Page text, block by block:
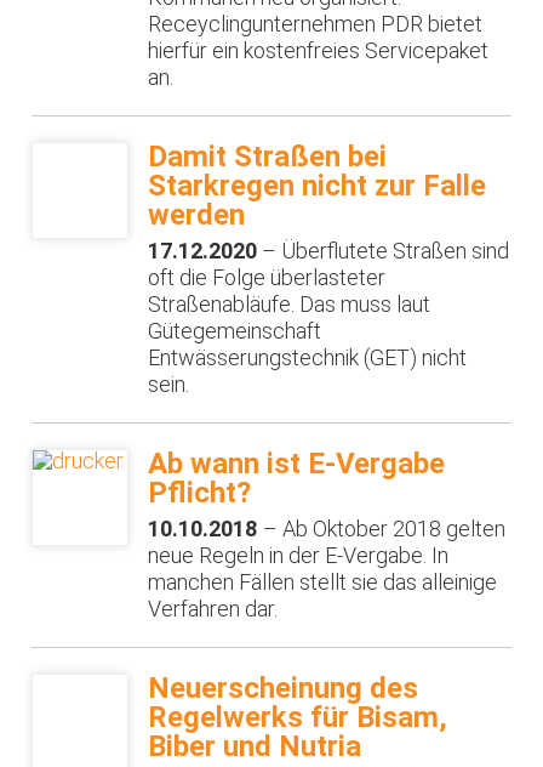
Receyclingunternehmen PDR bietet
hierfür ein kostenfreies Servicepaket
an.
Damit Straßen bei
Starkregen nicht zur Falle
werden
17.12.2020 – Überflutete Straßen sind
oft die Folge überlasteter
Straßenabläufe. Das muss laut
Gütegemeinschaft
Entwässerungstechnik (GET) nicht
sein.
Ab wann ist E-Vergabe
Pflicht?
10.10.2018 – Ab Oktober 2018 gelten
neue Regeln in der E-Vergabe. In
manchen Fällen stellt sie das alleinige
Verfahren dar.
Neuerscheinung des
Regelwerks für Bisam,
Biber und Nutria